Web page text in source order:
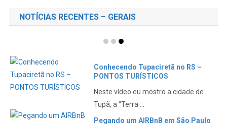
NOTÍCIAS RECENTES – GERAIS
PONTOS TURÍSTICOS